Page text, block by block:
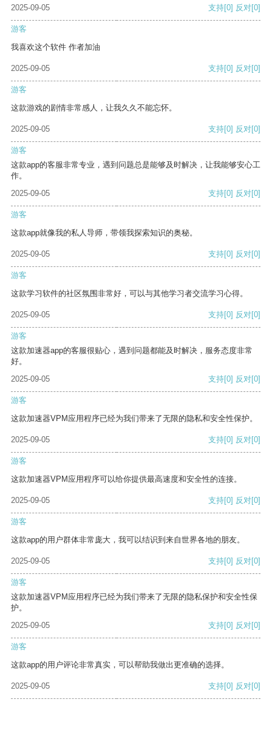
2025-09-05
支持[0] 反对[0]
游客
我喜欢这个软件 作者加油
2025-09-05 支持[0] 反对[0]
游客
这款游戏的剧情非常感人，让我久久不能忘怀。
2025-09-05 支持[0] 反对[0]
游客
这款app的客服非常专业，遇到问题总是能够及时解决，让我能够安心工
作。
2025-09-05
支持[0] 反对[0]
游客
这款app就像我的私人导师，带领我探索知识的奥秘。
2025-09-05 支持[0] 反对[0]
游客
这款学习软件的社区氛围非常好，可以与其他学习者交流学习心得。
2025-09-05 支持[0] 反对[0]
游客
这款加速器app的客服很贴心，遇到问题都能及时解决，服务态度非常
好。
2025-09-05
支持[0] 反对[0]
游客
这款加速器VPM应用程序已经为我们带来了无限的隐私和安全性保护。
2025-09-05 支持[0] 反对[0]
游客
这款加速器VPM应用程序可以给你提供最高速度和安全性的连接。
2025-09-05 支持[0] 反对[0]
游客
这款app的用户群体非常庞大，我可以结识到来自世界各地的朋友。
2025-09-05 支持[0] 反对[0]
游客
这款加速器VPM应用程序已经为我们带来了无限的隐私保护和安全性保
护。
2025-09-05
支持[0] 反对[0]
游客
这款app的用户评论非常真实，可以帮助我做出更准确的选择。
2025-09-05 支持[0] 反对[0]